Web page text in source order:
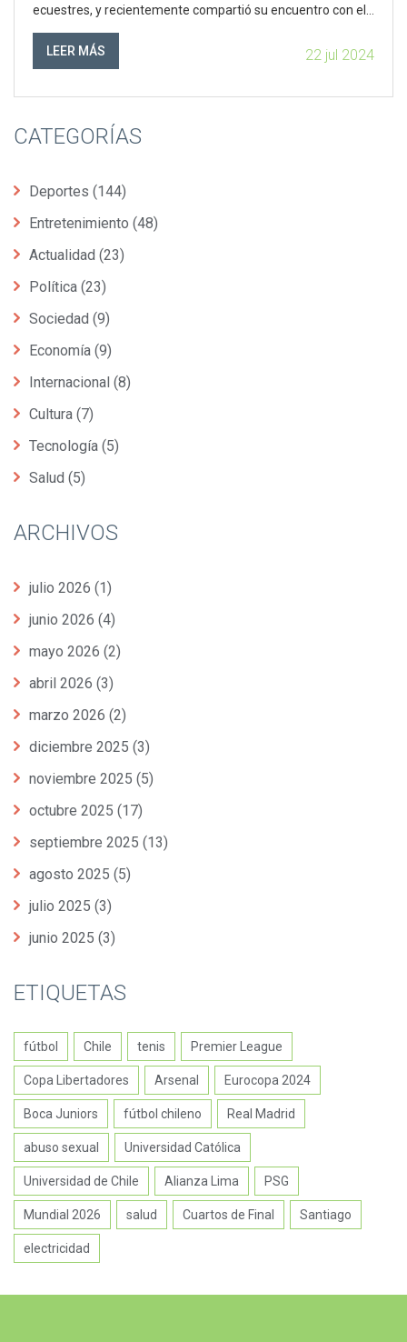
ecuestres, y recientemente compartió su encuentro con el
LEER MÁS
22 jul 2024
CATEGORÍAS
Deportes (144)
Entretenimiento (48)
Actualidad (23)
Política (23)
Sociedad (9)
Economía (9)
Internacional (8)
Cultura (7)
Tecnología (5)
Salud (5)
ARCHIVOS
julio 2026 (1)
junio 2026 (4)
mayo 2026 (2)
abril 2026 (3)
marzo 2026 (2)
diciembre 2025 (3)
noviembre 2025 (5)
octubre 2025 (17)
septiembre 2025 (13)
agosto 2025 (5)
julio 2025 (3)
junio 2025 (3)
ETIQUETAS
fútbol Chile tenis Premier League
Copa Libertadores Arsenal Eurocopa 2024
Boca Juniors fútbol chileno Real Madrid
abuso sexual Universidad Católica
Universidad de Chile Alianza Lima PSG
Mundial 2026 salud Cuartos de Final Santiago
electricidad